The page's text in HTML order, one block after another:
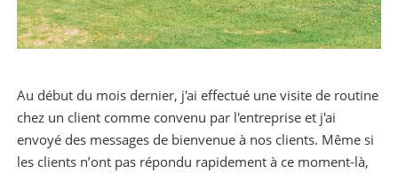
Au début du mois dernier, j'ai effectué une visite de routine
chez un client comme convenu par l'entreprise et j'ai
envoyé des messages de bienvenue à nos clients. Même si
les clients n’ont pas répondu rapidement à ce moment-là,